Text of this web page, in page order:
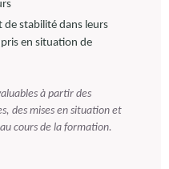
de stabilité dans leurs
en situation de
à partir des
des mises en situation et
cours de la formation.